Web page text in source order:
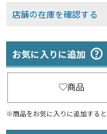
店舗の在庫を確認する
お気に入りに追加
商品
※商品をお気に入りに追加する